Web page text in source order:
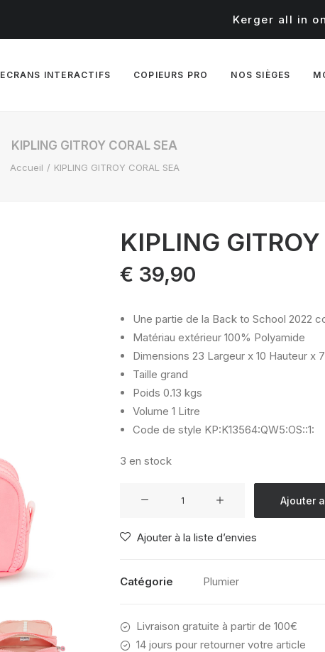
Kerger all in
ECRANS INTERACTIFS COPIEURS PRO NOS SIÈGES
KIPLING GITROY CORAL SEA
Accueil KIPLING GITROY CORAL SEA
KIPLING
€ 39,90
Une partie de la Back to School 2022
Matériau extérieur 100% Polyamide
Dimensions 23 Largeur x 10 Hauteur x
Taille grand
Poids 0.13 kgs
Volume 1 Litre
Code de style KP:K13564:QW5:OS::1:
3 en stock
GITROY
SEA
Ajouter
Ajouter à la liste d’envies
Catégorie Plumier
Livraison gratuite à partir de 100€
14 jours pour retourner votre article